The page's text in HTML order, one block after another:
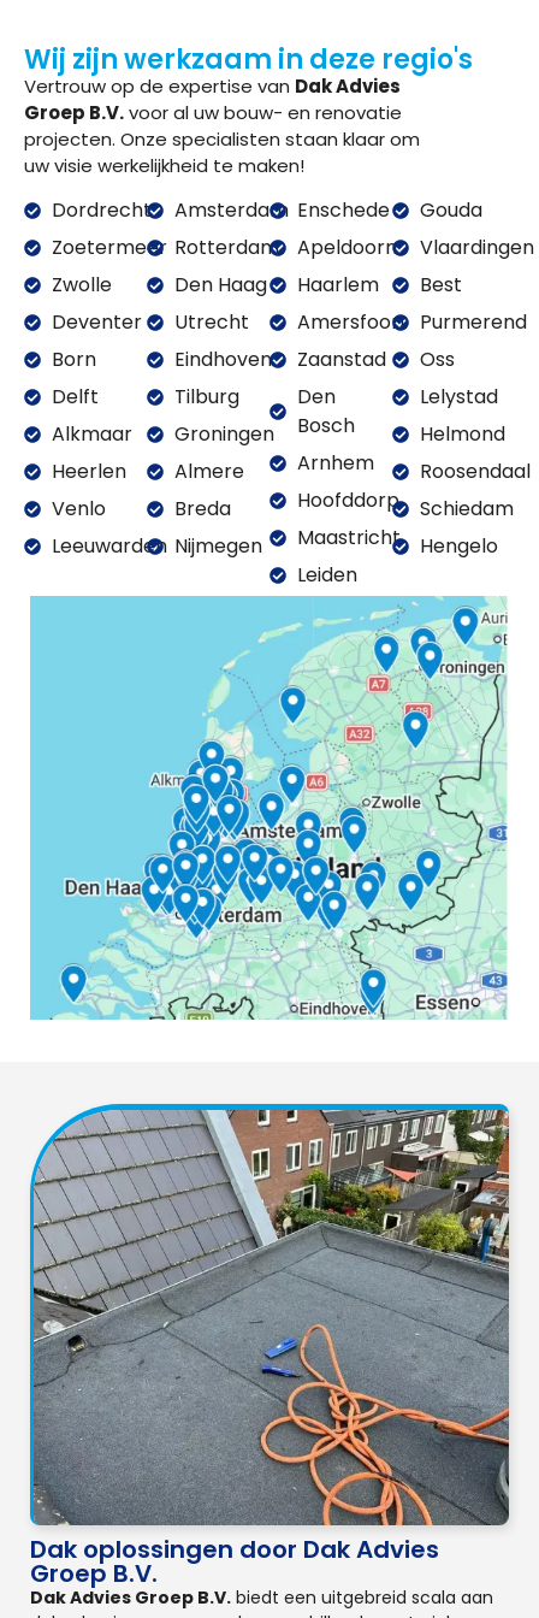
Wij zijn werkzaam in deze regio's
Vertrouw op de expertise van Dak Advies
Groep B.V.voor al uw bouw- en renovatie
projecten. Onze specialisten staan klaar om
uw visie werkelijkheid te maken!
Dordrecht
Zoetermeer
Zwolle
Deventer
Born
Delft
Alkmaar
Heerlen
Venlo
Leeuwarden
Amsterdam
Rotterdam
Den Haag
Utrecht
Eindhoven
Tilburg
Groningen
Almere
Breda
Nijmegen
Enschede
Apeldoorn
Haarlem
Amersfoort
Zaanstad
Den
Bosch
Arnhem
Hoofddorp
Maastricht
Leiden
Gouda
Vlaardingen
Best
Purmerend
Oss
Lelystad
Helmond
Roosendaal
Schiedam
Hengelo
Dak oplossingen door Dak Advies
Groep B.V.
Dak Advies Groep B.V. biedt een uitgebreid scala aan